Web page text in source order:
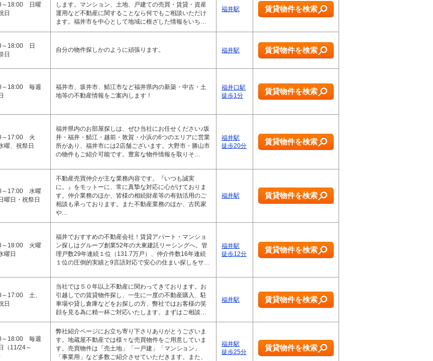
～18:00 日曜
日
します。マンション、土地、戸建ての売買・賃貸・資産
運用など不動産に関することなら何でもご相談いただけ
ます。福井市を中心として地域に根ざした情報をいち…
福井駅 賃貸物件を検索
～18:00 日
日
自分の物件探しかのように頑張ります。 福井駅 賃貸物件を検索
～18:00 毎週
福井市、坂井市、鯖江市など福井県内の新築・中古・土
地等の不動産情報をご案内します！
福井口駅
徒歩1分
賃貸物件を検索
～17:00 火
曜、祝祭日
福井県内のお部屋探しは、ぜひ当社にお任せください♪坂
井・福井・鯖江・越前・敦賀・小浜の6つのエリアに営業
所があり、福井市には2店舗ございます。大野市・勝山市
の物件もご紹介可能です。豊富な物件情報を取りそ…
福井駅
徒歩20分
賃貸物件を検索
～17:00 水曜
曜日・祝祭日
不動産売買仲介が主な業務内容です。『いつも誠実
に。』をモットーに、常に真摯な対応に心がけておりま
す。仲介業務のほか、皆様の相続財産等の有効活用のご
相談も承っております。また不動産業務のほか、古民家
や…
福井駅 賃貸物件を検索
～18:00 火曜
曜日
福井でおすすめの不動産会社！賃貸アパート・マンショ
ン探しはグループ創業52年の大東建託リーシングへ。管
理戸数29年連続１位（131.7万戸）、仲介件数16年連続
１位の圧倒的実績と9言語対応で安心の住まい探しをサ…
福井駅
徒歩12分
賃貸物件を検索
～17:00 土、
日
当社では５０年以上不動産に関わってきております。お
引越しでの賃貸物件探し、一生に一度の不動産購入、駐
車場や貸し倉庫などをお探しの方、弊社ではお客様の笑
顔を見る為に精一杯ご対応いたします。まずはご相談…
福井駅 賃貸物件を検索
～18:00 毎週
（11/24～
弊社紹介ページにお立ち寄り下さりありがとうございま
す。地蔵屋不動産では様々な売買物件をご用意していま
す。売買物件は「売土地」「一戸建」「マンション」
「事業用」など多数ご紹介させていただきます。また、
福井駅
徒歩25分
賃貸物件を検索